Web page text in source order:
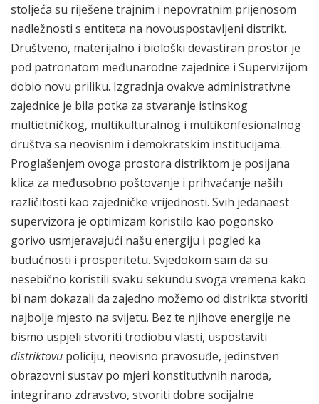
stoljeća su riješene trajnim i nepovratnim prijenosom
nadležnosti s entiteta na novouspostavljeni distrikt.
Društveno, materijalno i biološki devastiran prostor je
pod patronatom međunarodne zajednice i Supervizijom
dobio novu priliku. Izgradnja ovakve administrativne
zajednice je bila potka za stvaranje istinskog
multietničkog, multikulturalnog i multikonfesionalnog
društva sa neovisnim i demokratskim institucijama.
Proglašenjem ovoga prostora distriktom je posijana
klica za međusobno poštovanje i prihvaćanje naših
različitosti kao zajedničke vrijednosti. Svih jedanaest
supervizora je optimizam koristilo kao pogonsko
gorivo usmjeravajući našu energiju i pogled ka
budućnosti i prosperitetu. Svjedokom sam da su
nesebično koristili svaku sekundu svoga vremena kako
bi nam dokazali da zajedno možemo od distrikta stvoriti
najbolje mjesto na svijetu. Bez te njihove energije ne
bismo uspjeli stvoriti trodiobu vlasti, uspostaviti
distriktovu policiju, neovisno pravosuđe, jedinstven
obrazovni sustav po mjeri konstitutivnih naroda,
integrirano zdravstvo, stvoriti dobre socijalne